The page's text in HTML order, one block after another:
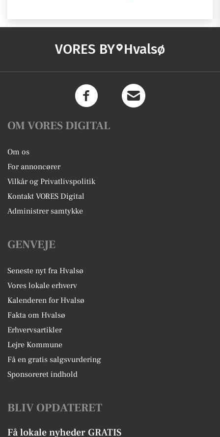
VORES BY Hvalsø
OM VORES DIGITAL
Om os
For annoncører
Vilkår og Privatlivspolitik
Kontakt VORES Digital
Administrer samtykke
GENVEJE
Seneste nyt fra Hvalsø
Vores lokale erhverv
Kalenderen for Hvalsø
Fakta om Hvalsø
Erhvervsartikler
Lejre Kommune
Få en gratis salgsvurdering
Sponsoreret indhold
BLIV OPDATERET
Få lokale nyheder GRATIS